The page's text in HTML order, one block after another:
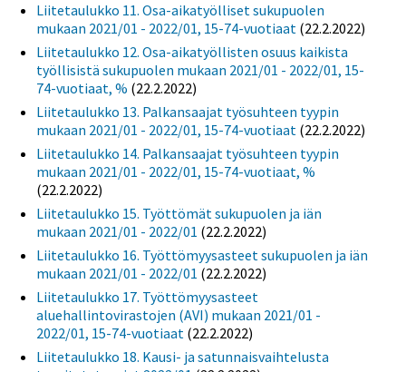
Liitetaulukko 11. Osa-aikatyölliset sukupuolen
mukaan 2021/01 - 2022/01, 15-74-vuotiaat (22.2.2022)
Liitetaulukko 12. Osa-aikatyöllisten osuus kaikista
työllisistä sukupuolen mukaan 2021/01 - 2022/01, 15-
74-vuotiaat, % (22.2.2022)
Liitetaulukko 13. Palkansaajat työsuhteen tyypin
mukaan 2021/01 - 2022/01, 15-74-vuotiaat (22.2.2022)
Liitetaulukko 14. Palkansaajat työsuhteen tyypin
mukaan 2021/01 - 2022/01, 15-74-vuotiaat, %
(22.2.2022)
Liitetaulukko 15. Työttömät sukupuolen ja iän
mukaan 2021/01 - 2022/01 (22.2.2022)
Liitetaulukko 16. Työttömyysasteet sukupuolen ja iän
mukaan 2021/01 - 2022/01 (22.2.2022)
Liitetaulukko 17. Työttömyysasteet
aluehallintovirastojen (AVI) mukaan 2021/01 -
2022/01, 15-74-vuotiaat (22.2.2022)
Liitetaulukko 18. Kausi- ja satunnaisvaihtelusta